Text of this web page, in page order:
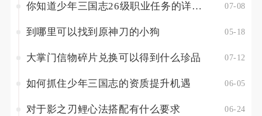
你知道少年三国志26级职业任务的详细内容吗 07-08
到哪里可以找到原神刀的小狗 05-18
大掌门信物碎片兑换可以得到什么珍品 07-12
如何抓住少年三国志的资质提升机遇 06-05
对于影之刃鲤心法搭配有什么要求 06-24